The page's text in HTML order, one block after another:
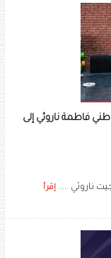
فاطمة ناروئي إلى
ناروئي ..... إقرأ